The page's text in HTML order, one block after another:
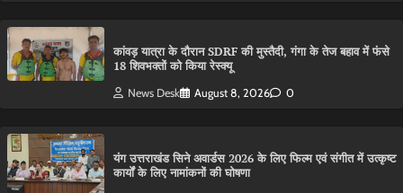
कांवड़ यात्रा के दौरान SDRF की मुस्तैदी, गंगा के तेज बहाव में फंसे
18 शिवभक्तों को किया रेस्क्यू
News Desk August 8, 2026 0
यंग उत्तराखंड सिने अवार्डस 2026 के लिए फिल्म एवं संगीत में उत्कृष्ट
कार्यों के लिए नामांकनों की घोषणा